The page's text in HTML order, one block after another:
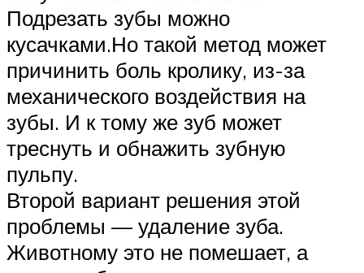
Подрезать зубы можно
кусачками.Но такой метод может
причинить боль кролику, из-за
механического воздействия на
зубы. И к тому же зуб может
треснуть и обнажить зубную
пульпу.
Второй вариант решения этой
проблемы — удаление зуба.
Животному это не помешает, а